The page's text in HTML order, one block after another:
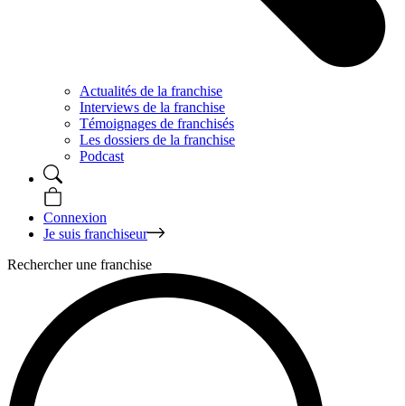
Actualités de la franchise
Interviews de la franchise
Témoignages de franchisés
Les dossiers de la franchise
Podcast
Connexion
Je suis franchiseur
Rechercher une franchise